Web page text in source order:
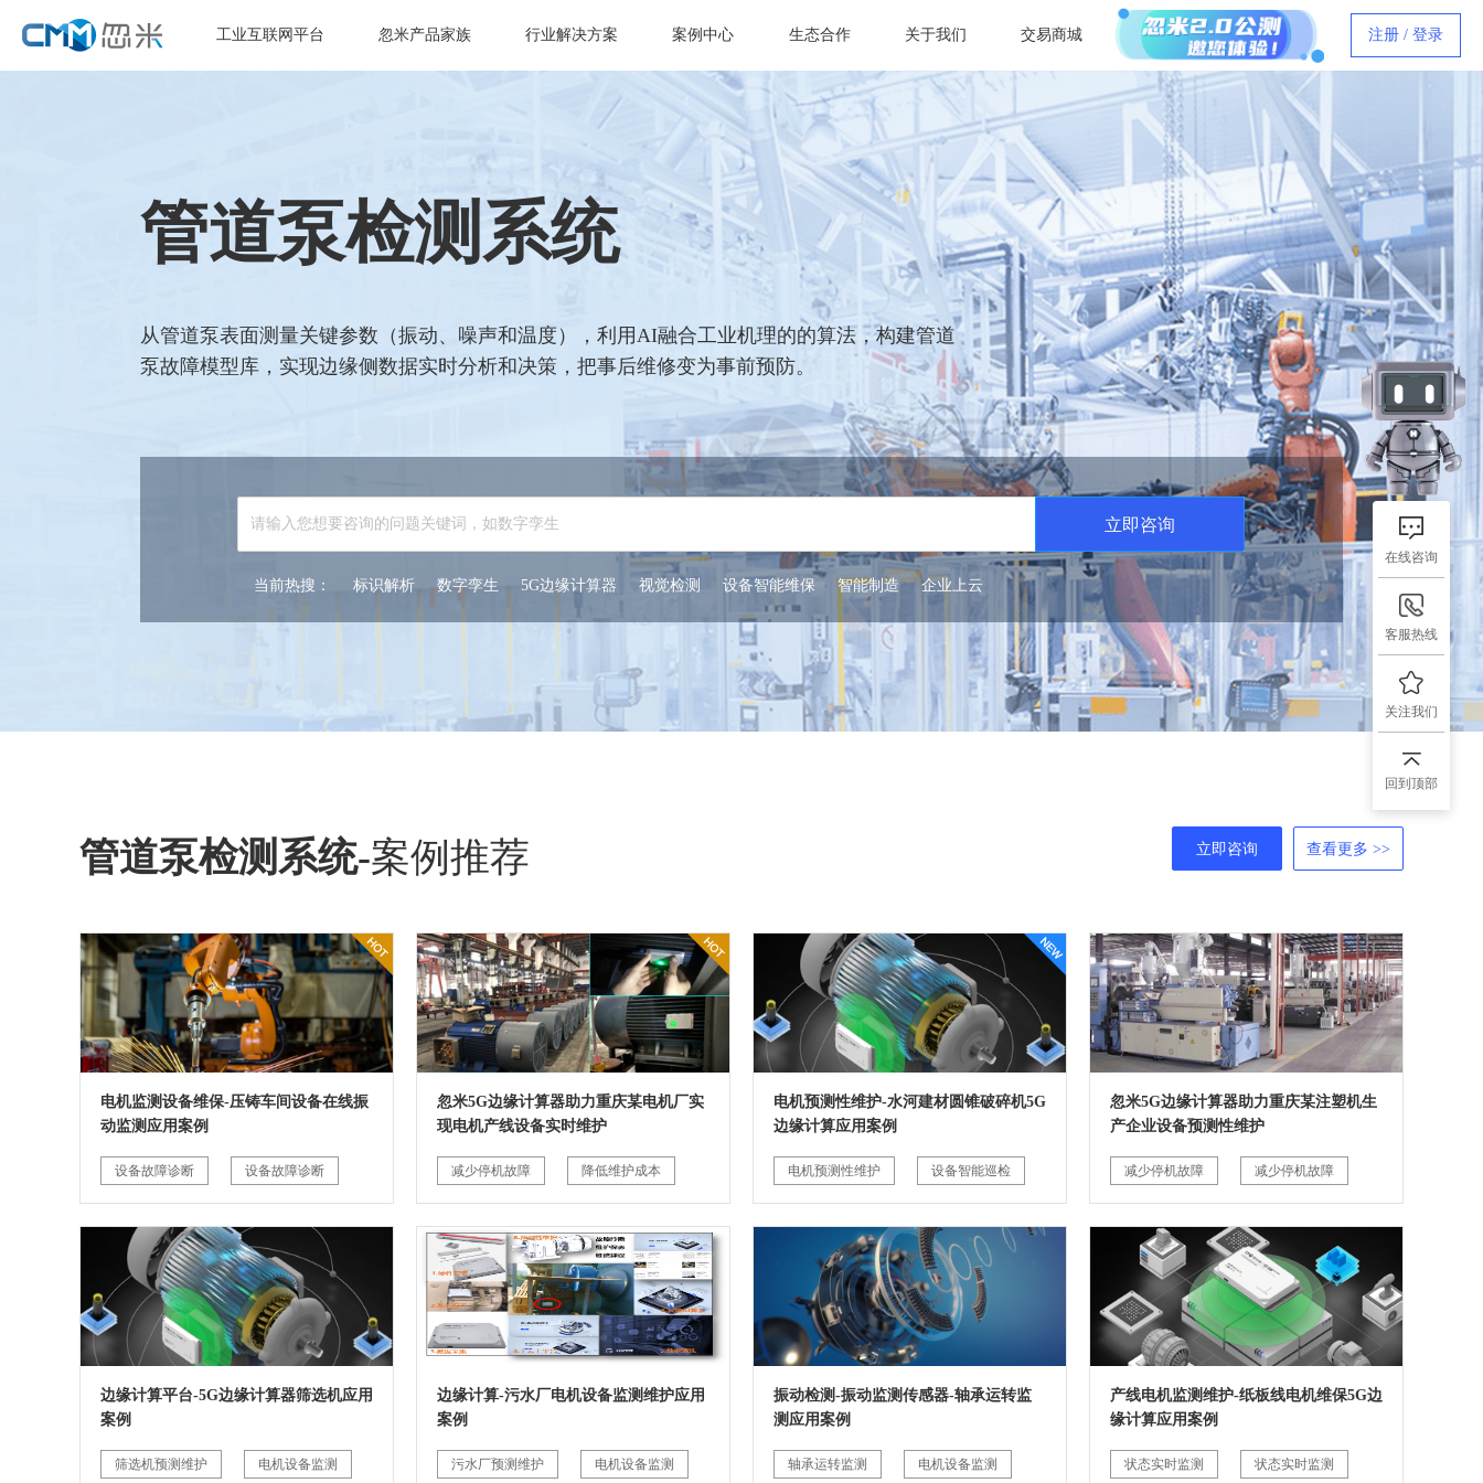
工业互联网平台 忽米产品家族 行业解决方案 案例中心 生态合作 关于我们 交易商城 注册 / 登录
管道泵检测系统
从管道泵表面测量关键参数（振动、噪声和温度），利用AI融合工业机理的的算法，构建管道
泵故障模型库，实现边缘侧数据实时分析和决策，把事后维修变为事前预防。
立即咨询
当前热搜： 标识解析 数字孪生 5G边缘计算器 视觉检测 设备智能维保 智能制造 企业上云
管道泵检测系统-案例推荐 立即咨询 查看更多 >>
电机监测设备维保-压铸车间设备在线振
动监测应用案例
设备故障诊断 设备故障诊断
忽米5G边缘计算器助力重庆某电机厂实
现电机产线设备实时维护
减少停机故障 降低维护成本
电机预测性维护-水河建材圆锥破碎机5G
边缘计算应用案例
电机预测性维护 设备智能巡检
忽米5G边缘计算器助力重庆某注塑机生
产企业设备预测性维护
减少停机故障 减少停机故障
边缘计算平台-5G边缘计算器筛选机应用
案例
筛选机预测维护 电机设备监测
边缘计算-污水厂电机设备监测维护应用
案例
污水厂预测维护 电机设备监测
振动检测-振动监测传感器-轴承运转监
测应用案例
轴承运转监测 电机设备监测
产线电机监测维护-纸板线电机维保5G边
缘计算应用案例
状态实时监测 状态实时监测
在线咨询
客服热线
关注我们
回到顶部